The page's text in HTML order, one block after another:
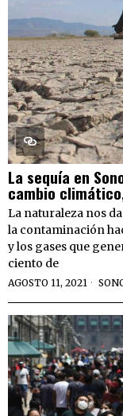
La sequía en
cambio
La naturaleza nos
la contaminación
y los gases que
ciento de
AGOSTO 11, 2021